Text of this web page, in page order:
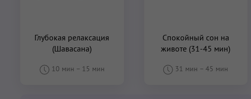
Глубокая релаксация
(Шавасана)
10 мин – 15 мин
Спокойный сон на
животе (31-45 мин)
31 мин –45 мин